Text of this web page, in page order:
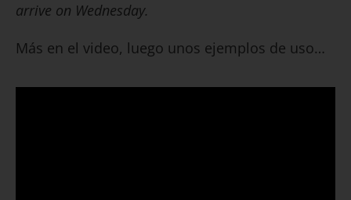
arrive on Wednesday.
Más en el video, luego unos ejemplos de uso…